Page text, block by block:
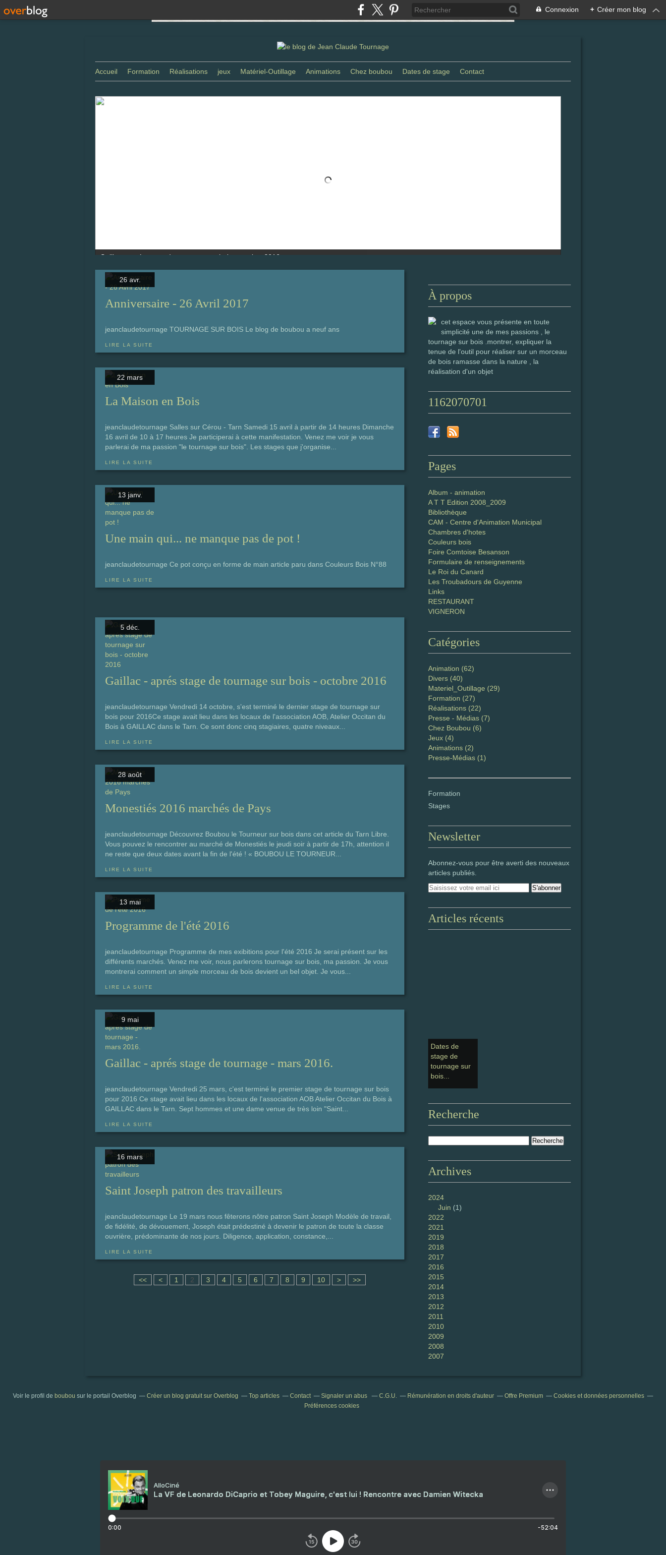
Connexion + Créer mon blog
Accueil Formation Réalisations jeux Matériel-Outillage Animations Chez boubou Dates de stage Contact
Gaillac - aprés stage de tournage - mars 2016.
26 avr.
Anniversaire - 26 Avril 2017
jeanclaudetournage TOURNAGE SUR BOIS Le blog de boubou a neuf ans
LIRE LA SUITE
22 mars
La Maison en Bois
jeanclaudetournage Salles sur Cérou - Tarn Samedi 15 avril à partir de 14 heures Dimanche
16 avril de 10 à 17 heures Je participerai à cette manifestation. Venez me voir je vous
parlerai de ma passion "le tournage sur bois". Les stages que j'organise...
LIRE LA SUITE
13 janv.
Une main qui... ne manque pas de pot !
jeanclaudetournage Ce pot conçu en forme de main article paru dans Couleurs Bois N°88
LIRE LA SUITE
5 déc.
Gaillac - aprés stage de tournage sur bois - octobre 2016
jeanclaudetournage Vendredi 14 octobre, s'est terminé le dernier stage de tournage sur
bois pour 2016Ce stage avait lieu dans les locaux de l'association AOB, Atelier Occitan du
Bois à GAILLAC dans le Tarn. Ce sont donc cinq stagiaires, quatre niveaux...
LIRE LA SUITE
28 août
Monestiés 2016 marchés de Pays
jeanclaudetournage Découvrez Boubou le Tourneur sur bois dans cet article du Tarn Libre.
Vous pouvez le rencontrer au marché de Monestiés le jeudi soir à partir de 17h, attention il
ne reste que deux dates avant la fin de l'été ! « BOUBOU LE TOURNEUR...
LIRE LA SUITE
13 mai
Programme de l'été 2016
jeanclaudetournage Programme de mes exibitions pour l'été 2016 Je serai présent sur les
différents marchés. Venez me voir, nous parlerons tournage sur bois, ma passion. Je vous
montrerai comment un simple morceau de bois devient un bel objet. Je vous...
LIRE LA SUITE
9 mai
Gaillac - aprés stage de tournage - mars 2016.
jeanclaudetournage Vendredi 25 mars, c'est terminé le premier stage de tournage sur bois
pour 2016 Ce stage avait lieu dans les locaux de l'association AOB Atelier Occitan du Bois à
GAILLAC dans le Tarn. Sept hommes et une dame venue de très loin "Saint...
LIRE LA SUITE
16 mars
Saint Joseph patron des travailleurs
jeanclaudetournage Le 19 mars nous fêterons nôtre patron Saint Joseph Modèle de travail,
de fidélité, de dévouement, Joseph était prédestiné à devenir le patron de toute la classe
ouvrière, prédominante de nos jours. Diligence, application, constance,...
LIRE LA SUITE
<< < 1 2 3 4 5 6 7 8 9 10
2
> >>
À propos
cet espace vous présente en toute
simplicité une de mes passions , le
tournage sur bois .montrer, expliquer la
tenue de l'outil pour réaliser sur un morceau
de bois ramasse dans la nature , la
réalisation d'un objet
1162070701
Pages
Album - animation
A T T Edition 2008_2009
Bibliothèque
CAM - Centre d'Animation Municipal
Chambres d'hotes
Couleurs bois
Foire Comtoise Besanson
Formulaire de renseignements
Le Roi du Canard
Les Troubadours de Guyenne
Links
RESTAURANT
VIGNERON
Catégories
Animation (62)
Divers (40)
Materiel_Outillage (29)
Formation (27)
Réalisations (22)
Presse - Médias (7)
Chez Boubou (6)
Jeux (4)
Animations (2)
Presse-Médias (1)
Formation
Stages
Newsletter
Abonnez-vous pour être averti des nouveaux
articles publiés.
Articles récents
Dates de
stage de
tournage sur
bois...
Recherche
Archives
2024
Juin (1)
2022
2021
2019
2018
2017
2016
2015
2014
2013
2012
2011
2010
2009
2008
2007
Voir le profil de boubou sur le portail Overblog Créer un blog gratuit sur Overblog Top articles Contact Signaler un abus C.G.U. Rémunération en droits d'auteur Offre Premium
Cookies et données personnelles
Préférences cookies
AlloCiné
La VF de Leonardo DiCaprio et Tobey Maguire, c'est lui ! Rencontre avec Damien Witecka
0:00 -52:04